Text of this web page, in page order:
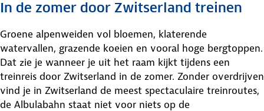
In de zomer door Zwitserland treinen
Groene alpenweiden vol bloemen, klaterende
watervallen, grazende koeien en vooral hoge bergtoppen.
Dat zie je wanneer je uit het raam kijkt tijdens een
treinreis door Zwitserland in de zomer. Zonder overdrijven
vind je in Zwitserland de meest spectaculaire treinroutes,
de Albulabahn staat niet voor niets op de